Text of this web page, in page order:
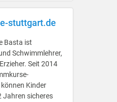
stuttgart.de
Basta ist
Schwimmlehrer,
Seit 2014
Kinder
Jahren sicheres